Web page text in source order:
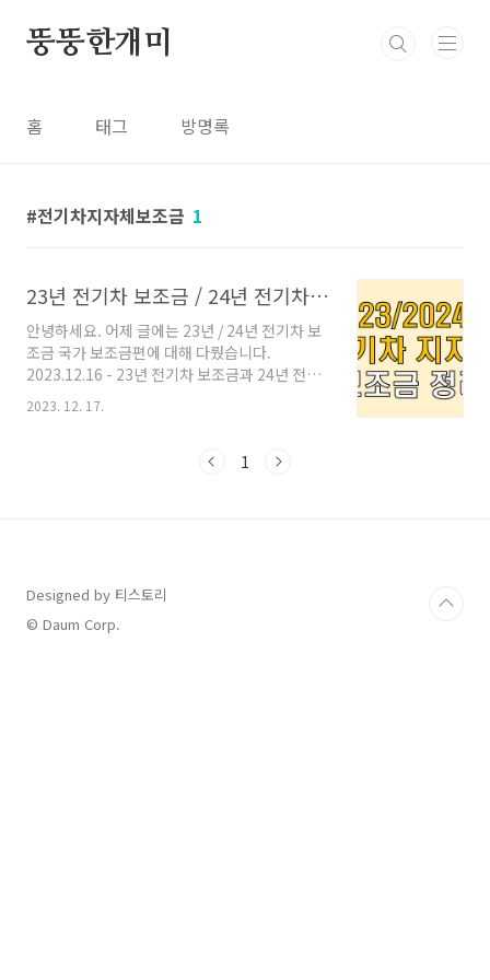
뚱뚱한개미
홈 태그 방명록
전기차지자체보조금 1
23년 전기차 보조금 / 24년 전기차 보조금 (지자체 지원금편)
안녕하세요. 어제 글에는 23년 / 24년 전기차 보
조금 국가 보조금편에 대해 다뤘습니다.
2023.12.16 - 23년 전기차 보조금과 24년 전기
차 보조금 23년 전기차 보조금과 24년 전기차 보
조금 안녕하세요. 요즘 차를 바꿀 때가 되어 여러
금 제도에 대해 알아보고 있는데 대부분 제대로
래와 같이 설명해드릴 예정이오니 꼭 참조하셔서
본인이 속해 있는 지자체 보조금 현황을 파악하
시어 신청하시길 바랍니다. ◎ 전기차 지자..
2023. 12. 17.
1
Designed by 티스토리
© Daum Corp.